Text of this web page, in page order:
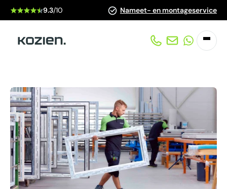
9.3/10 A-kwaliteitkozijnen